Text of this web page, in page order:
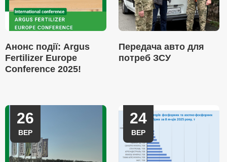
Анонс події: Argus
Fertilizer Europe
Conference 2025!
Передача авто для
потреб ЗСУ
26
ВЕР
24
ВЕР